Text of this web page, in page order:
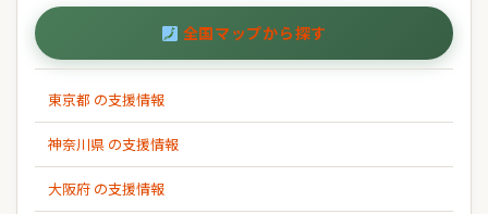
全国マップから探す
東京都 の支援情報
神奈川県 の支援情報
大阪府 の支援情報